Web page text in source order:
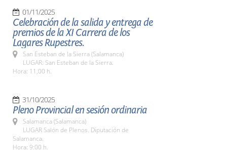
01/11/2025
Celebración de la salida y entrega de
premios de la XI Carrera de los
Lagares Rupestres.
San Esteban de la Sierra (Salamanca)
LUGAR: San Esteban de la Sierra.
Hora: 11,00 h.
31/10/2025
Pleno Provincial en sesión ordinaria
Salamanca (Salamanca)
LUGAR Salón de Plenos. Diputación de
Salamanca.
Hora: 9:00 h.